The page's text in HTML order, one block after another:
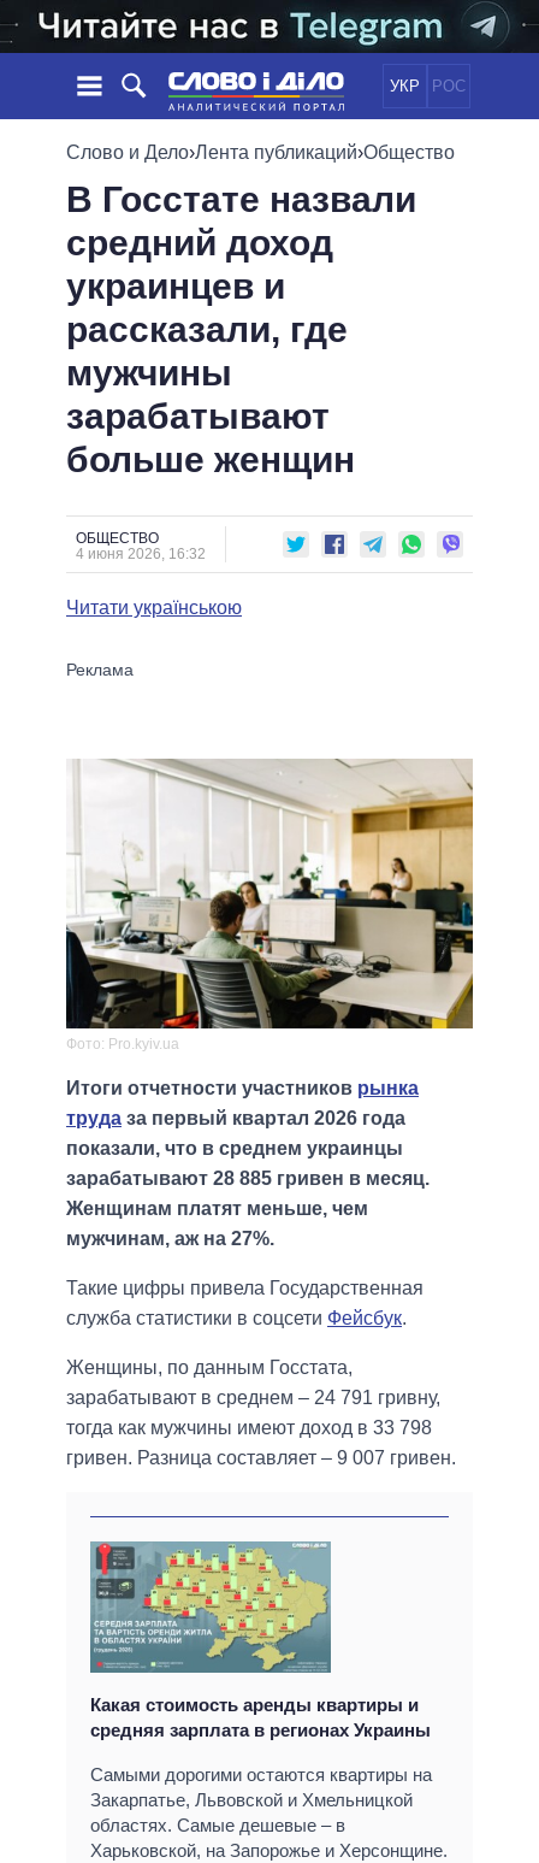
УКР РОС
НОВОСТИ
ЛЕНТА
СОБЫТИЯ
СТАТЬИ
МНЕНИЯ
ОБЗОРЫ
ДАЙДЖЕСТЫ
ПОЛИТИКА
ЭКОНОМИКА
ОБЕЩАНИЯ
ПОЛИТИКИ
ВСЕ ПОЛИТИКИ
ПРЕЗИДЕНТ И ОФИС
ВЕРХОВНАЯ РАДА
КАБИНЕТ МИНИСТРОВ
ГЛАВЫ ОБЛАДМИНИСТРАЦИЙ
ВСЕ ПЕРСОНЫ
ИНФОГРАФИКА
ПОДДЕРЖАТЬ
СРАВНЕНИЕ ПОЛИТИКОВ
Слово и Дело›Лента публикаций›Общество
В Госстате назвали
средний доход
украинцев и
рассказали, где
мужчины
зарабатывают
больше женщин
ОБЩЕСТВО
4 июня 2026, 16:32
Читати українською
Фото: Рro.kyiv.ua
Итоги отчетности участников рынка
труда за первый квартал 2026 года
показали, что в среднем украинцы
зарабатывают 28 885 гривен в месяц.
Женщинам платят меньше, чем
мужчинам, аж на 27%.
Такие цифры привела Государственная
служба статистики в соцсети Фейсбук.
Женщины, по данным Госстата,
зарабатывают в среднем – 24 791 гривну,
тогда как мужчины имеют доход в 33 798
гривен. Разница составляет – 9 007 гривен.
Какая стоимость аренды квартиры и
средняя зарплата в регионах Украины
Самыми дорогими остаются квартиры на
Закарпатье, Львовской и Хмельницкой
областях. Самые дешевые – в
Харьковской, на Запорожье и Херсонщине.